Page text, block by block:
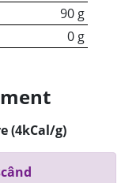
90 g
0 g
(4kCal/g)